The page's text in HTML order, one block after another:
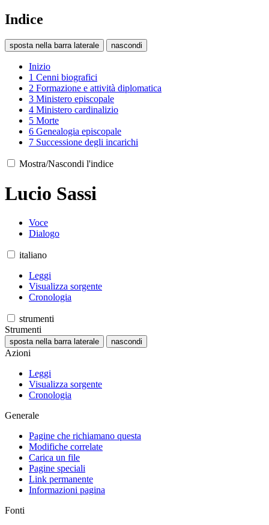
Indice
sposta nella barra laterale nascondi
Inizio
1 Cenni biografici
2 Formazione e attività diplomatica
3 Ministero episcopale
4 Ministero cardinalizio
5 Morte
6 Genealogia episcopale
7 Successione degli incarichi
Mostra/Nascondi l'indice
Lucio Sassi
Voce
Dialogo
italiano
Leggi
Visualizza sorgente
Cronologia
strumenti
Strumenti
sposta nella barra laterale nascondi
Azioni
Leggi
Visualizza sorgente
Cronologia
Generale
Pagine che richiamano questa
Modifiche correlate
Carica un file
Pagine speciali
Link permanente
Informazioni pagina
Fonti